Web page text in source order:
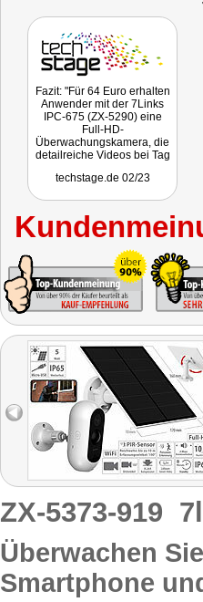
Fazit: "Für 64 Euro erhalten
Anwender mit der 7Links
IPC-675 (ZX-5290) eine
Full-HD-
Überwachungskamera, die
detailreiche Videos bei Tag
Dank WLAN und Akku ist
ihres an der Unterseite
abgeflachten Gehäuses
Überwachungslösung für
den Innenbereich genutzt
werden. Die
Gegensprechfunktion hat im
Test gut funktioniert."
techstage.de 02/23
ZX-5373-919
Überwachen
Smartphone